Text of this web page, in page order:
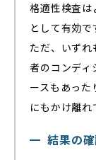
格適性検査は
として有効で
ただ、いず
者のコンディ
ースもあった
にもかけ離れ
結果の